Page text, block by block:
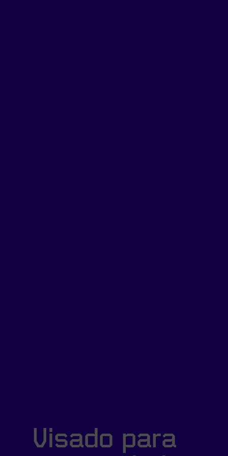
Visado para